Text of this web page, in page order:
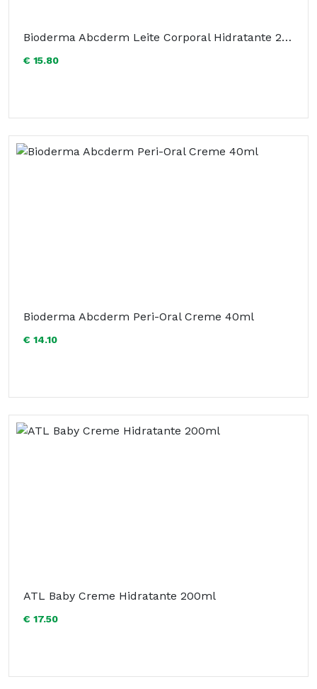
Bioderma Abcderm Leite Corporal Hidratante 200ml
€ 15.80
Bioderma Abcderm Peri-Oral Creme 40ml
€ 14.10
ATL Baby Creme Hidratante 200ml
€ 17.50